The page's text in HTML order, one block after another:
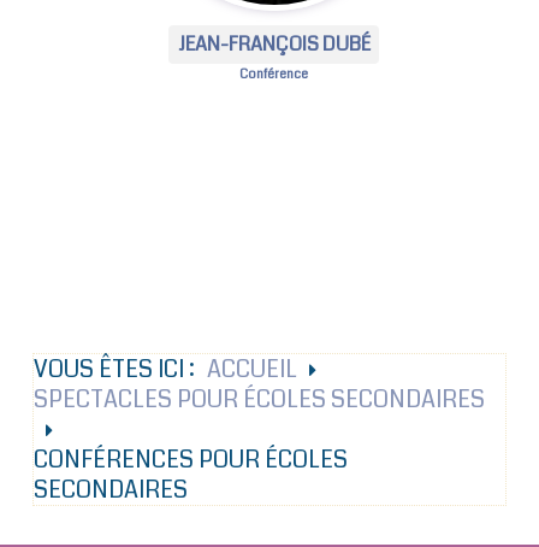
JEAN-FRANÇOIS DUBÉ
Conférence
VOUS ÊTES ICI : ACCUEIL
SPECTACLES POUR ÉCOLES SECONDAIRES
CONFÉRENCES POUR ÉCOLES
SECONDAIRES